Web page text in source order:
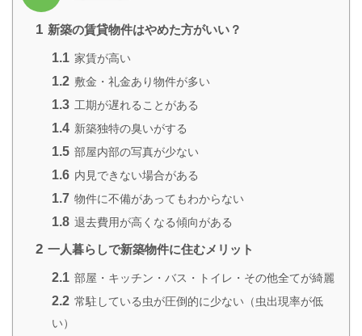
1 新築の賃貸物件はやめた方がいい？
1.1 家賃が高い
1.2 敷金・礼金あり物件が多い
1.3 工期が遅れることがある
1.4 新築独特の臭いがする
1.5 部屋内部の写真が少ない
1.6 内見できない場合がある
1.7 物件に不備があってもわからない
1.8 退去費用が高くなる傾向がある
2 一人暮らしで新築物件に住むメリット
2.1 部屋・キッチン・バス・トイレ・その他全てが綺麗
2.2 常駐している虫が圧倒的に少ない（虫出現率が低
い）